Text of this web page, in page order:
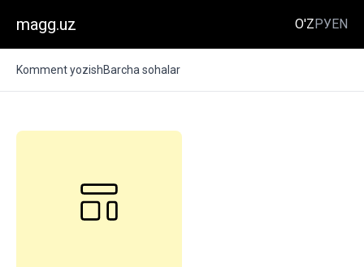
magg.uz O'ZРУEN
Komment yozishBarcha sohalar